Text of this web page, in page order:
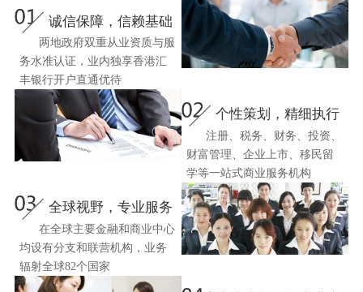
诚信保障，信赖基础
两地政府双重从业资质与服
务水准认证，业内独享香港汇
丰银行开户直通优待
个性策划，精细执行
注册、税务、财务、投资、
财富管理、企业上市、移民留
学等一站式商业服务机构
全球视野，专业服务
在全球主要金融和商业中心
均设有分支和联营机构，业务
辐射全球82个国家